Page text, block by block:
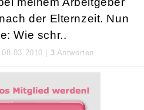
der Elternzeit. Nun
Wie schr..
| 3 Antworten